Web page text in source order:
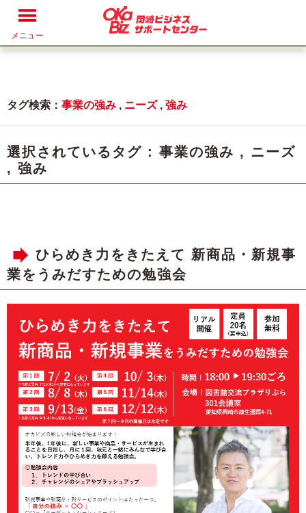
メニュー
タグ検索： 事業の強み , ニーズ, 強み
選択されているタグ : 事業の強み , ニーズ
, 強み
ひらめき力をきたえて 新商品・新規事
業をうみだすための勉強会